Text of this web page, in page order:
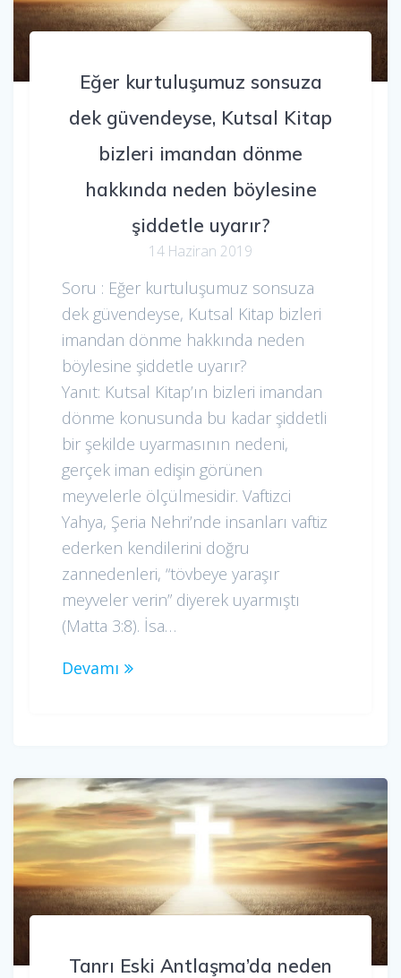
Eğer kurtuluşumuz sonsuza
dek güvendeyse, Kutsal Kitap
bizleri imandan dönme
hakkında neden böylesine
şiddetle uyarır?
14 Haziran 2019
Soru : Eğer kurtuluşumuz sonsuza
dek güvendeyse, Kutsal Kitap bizleri
imandan dönme hakkında neden
böylesine şiddetle uyarır?
Yanıt: Kutsal Kitap’ın bizleri imandan
dönme konusunda bu kadar şiddetli
bir şekilde uyarmasının nedeni,
gerçek iman edişin görünen
meyvelerle ölçülmesidir. Vaftizci
Yahya, Şeria Nehri’nde insanları vaftiz
ederken kendilerini doğru
zannedenleri, “tövbeye yaraşır
meyveler verin” diyerek uyarmıştı
(Matta 3:8). İsa…
Devamı
Tanrı Eski Antlaşma’da neden